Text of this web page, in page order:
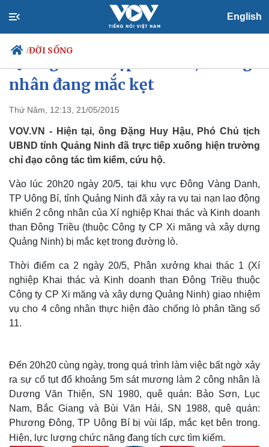
English
/ĐỜI SỐNG
Chính trị
Đảng
Tổ chức nhân sự
Quốc hội
Nhận diện sự thật
Tin 24h
Dự báo thời tiết
Giáo dục
Dấu ấn VOV
Việc làm
Biển đảo
nhân đang mắc kẹt
Thứ Năm, 12:13, 21/05/2015
VOV.VN - Hiện tại, ông Đặng Huy Hậu, Phó Chủ tịch
UBND tỉnh Quảng Ninh đã trực tiếp xuống hiện trường
chỉ đạo công tác tìm kiếm, cứu hộ.
Vào lúc 20h20 ngày 20/5, tại khu vực Đông Vàng Danh,
TP Uông Bí, tỉnh Quảng Ninh đã xảy ra vụ tai nạn lao động
khiến 2 công nhân của Xí nghiệp Khai thác và Kinh doanh
than Đông Triều (thuộc Công ty CP Xi măng và xây dựng
Quảng Ninh) bị mắc kẹt trong đường lò.
Thời điểm ca 2 ngày 20/5, Phân xưởng khai thác 1 (Xí
nghiệp Khai thác và Kinh doanh than Đông Triều thuộc
Công ty CP Xi măng và xây dựng Quảng Ninh) giao nhiệm
vụ cho 4 công nhân thực hiện đào chống lò phân tầng số
11.
Đến 20h20 cùng ngày, trong quá trình làm việc bất ngờ xảy
ra sự cố tụt đổ khoảng 5m sát mương làm 2 công nhân là
Dương Văn Thiện, SN 1980, quê quán: Bảo Sơn, Lục
Nam, Bắc Giang và Bùi Văn Hải, SN 1988, quê quán:
Phương Đông, TP Uông Bí bị vùi lấp, mắc kẹt bên trong.
Hiện, lực lượng chức năng đang tích cực tìm kiếm.